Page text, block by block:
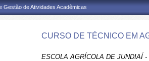
Gestão de Atividades Acadêmicas
CURSO DE TÉCNICO EM
ESCOLA AGRÍCOLA DE JUNDIAÍ -